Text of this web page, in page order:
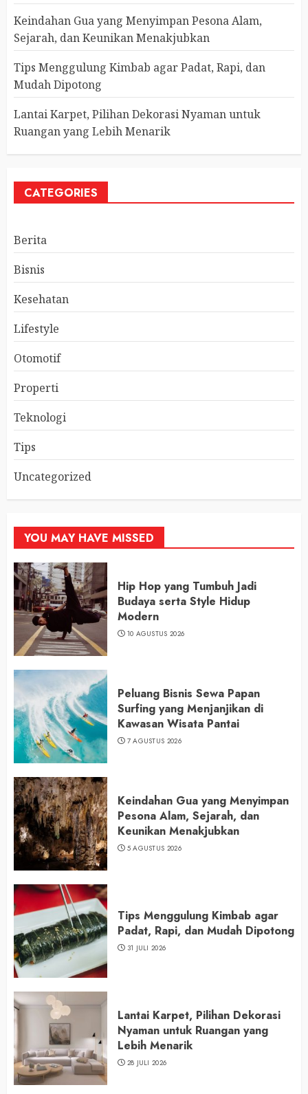
Keindahan Gua yang Menyimpan Pesona Alam,
Sejarah, dan Keunikan Menakjubkan
Tips Menggulung Kimbab agar Padat, Rapi, dan
Mudah Dipotong
Lantai Karpet, Pilihan Dekorasi Nyaman untuk
Ruangan yang Lebih Menarik
CATEGORIES
Berita
Bisnis
Kesehatan
Lifestyle
Otomotif
Properti
Teknologi
Tips
Uncategorized
YOU MAY HAVE MISSED
Hip Hop yang Tumbuh Jadi
Budaya serta Style Hidup
Modern
10 AGUSTUS 2026
Peluang Bisnis Sewa Papan
Surfing yang Menjanjikan di
Kawasan Wisata Pantai
7 AGUSTUS 2026
Keindahan Gua yang Menyimpan
Pesona Alam, Sejarah, dan
Keunikan Menakjubkan
5 AGUSTUS 2026
Tips Menggulung Kimbab agar
Padat, Rapi, dan Mudah Dipotong
31 JULI 2026
Lantai Karpet, Pilihan Dekorasi
Nyaman untuk Ruangan yang
Lebih Menarik
28 JULI 2026